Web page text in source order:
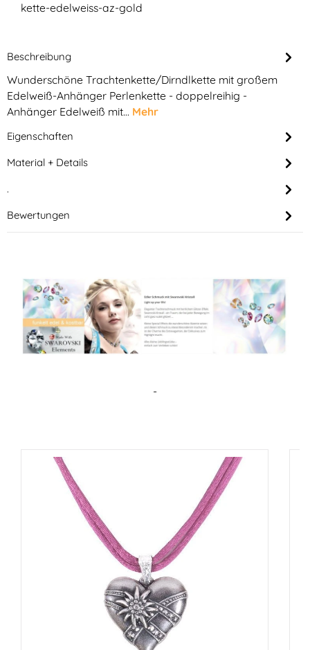
kette-edelweiss-az-gold
Beschreibung
Wunderschöne Trachtenkette/Dirndlkette mit großem
Edelweiß-Anhänger Perlenkette - doppelreihig -
Anhänger Edelweiß mit… Mehr
Eigenschaften
Material + Details
.
Bewertungen
-
Produktgalerie überspringen